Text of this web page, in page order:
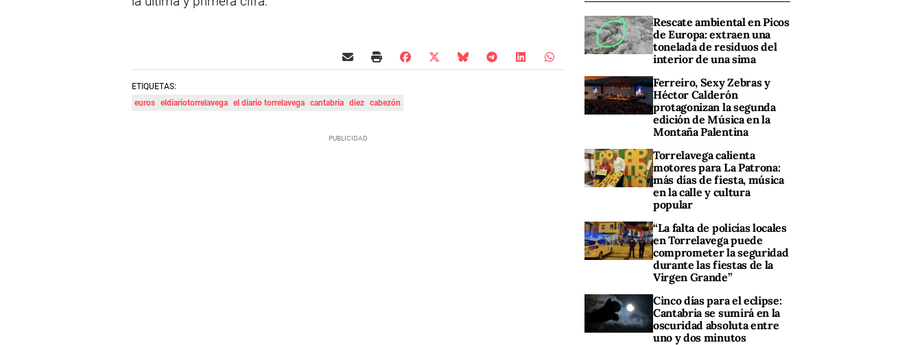
ETIQUETAS:
euros eldiariotorrelavega el diario torrelavega cantabria diez cabezón
Rescate ambiental en Picos
de Europa: extraen una
tonelada de residuos del
interior de una sima
Ferreiro, Sexy Zebras y
Héctor Calderón
protagonizan la segunda
edición de Música en la
Montaña Palentina
Torrelavega calienta
motores para La Patrona:
más días de fiesta, música
en la calle y cultura
popular
“La falta de policías locales
en Torrelavega puede
comprometer la seguridad
durante las fiestas de la
Virgen Grande”
Cinco días para el eclipse:
Cantabria se sumirá en la
oscuridad absoluta entre
uno y dos minutos